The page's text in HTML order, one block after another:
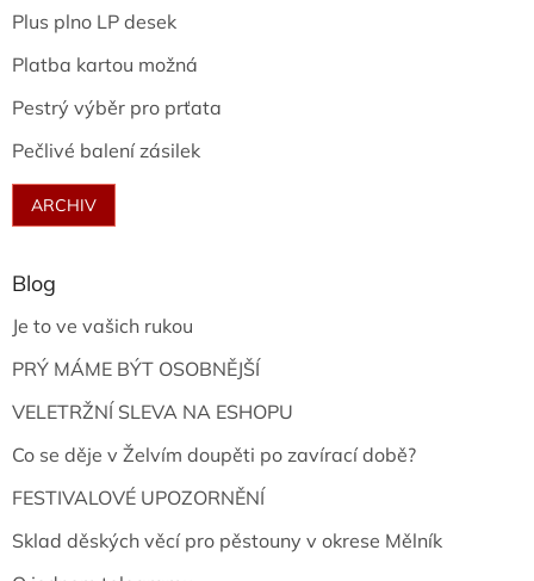
Plus plno LP desek
Platba kartou možná
Pestrý výběr pro prťata
Pečlivé balení zásilek
ARCHIV
Blog
Je to ve vašich rukou
PRÝ MÁME BÝT OSOBNĚJŠÍ
VELETRŽNÍ SLEVA NA ESHOPU
Co se děje v Želvím doupěti po zavírací době?
FESTIVALOVÉ UPOZORNĚNÍ
Sklad děských věcí pro pěstouny v okrese Mělník